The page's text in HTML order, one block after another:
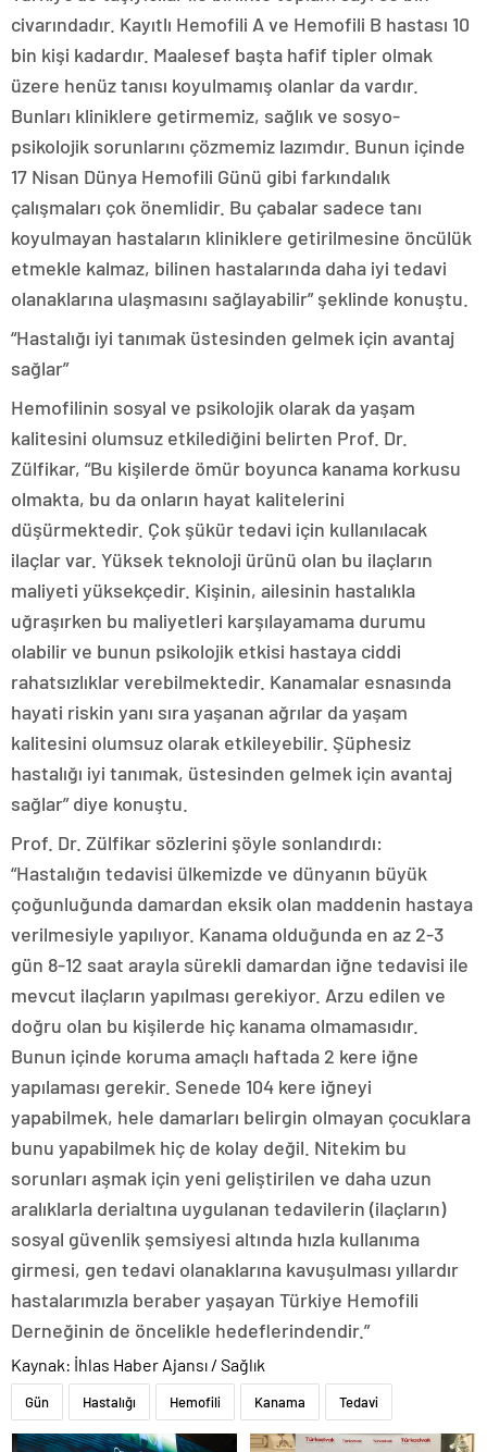
civarındadır. Kayıtlı Hemofili A ve Hemofili B hastası 10
bin kişi kadardır. Maalesef başta hafif tipler olmak
üzere henüz tanısı koyulmamış olanlar da vardır.
Bunları kliniklere getirmemiz, sağlık ve sosyo-
psikolojik sorunlarını çözmemiz lazımdır. Bunun içinde
17 Nisan Dünya Hemofili Günü gibi farkındalık
çalışmaları çok önemlidir. Bu çabalar sadece tanı
koyulmayan hastaların kliniklere getirilmesine öncülük
etmekle kalmaz, bilinen hastalarında daha iyi tedavi
olanaklarına ulaşmasını sağlayabilir” şeklinde konuştu.
“Hastalığı iyi tanımak üstesinden gelmek için avantaj
sağlar”
Hemofilinin sosyal ve psikolojik olarak da yaşam
kalitesini olumsuz etkilediğini belirten Prof. Dr.
Zülfikar, “Bu kişilerde ömür boyunca kanama korkusu
olmakta, bu da onların hayat kalitelerini
düşürmektedir. Çok şükür tedavi için kullanılacak
ilaçlar var. Yüksek teknoloji ürünü olan bu ilaçların
maliyeti yüksekçedir. Kişinin, ailesinin hastalıkla
uğraşırken bu maliyetleri karşılayamama durumu
olabilir ve bunun psikolojik etkisi hastaya ciddi
rahatsızlıklar verebilmektedir. Kanamalar esnasında
hayati riskin yanı sıra yaşanan ağrılar da yaşam
kalitesini olumsuz olarak etkileyebilir. Şüphesiz
hastalığı iyi tanımak, üstesinden gelmek için avantaj
sağlar” diye konuştu.
Prof. Dr. Zülfikar sözlerini şöyle sonlandırdı:
“Hastalığın tedavisi ülkemizde ve dünyanın büyük
çoğunluğunda damardan eksik olan maddenin hastaya
verilmesiyle yapılıyor. Kanama olduğunda en az 2-3
gün 8-12 saat arayla sürekli damardan iğne tedavisi ile
mevcut ilaçların yapılması gerekiyor. Arzu edilen ve
doğru olan bu kişilerde hiç kanama olmamasıdır.
Bunun içinde koruma amaçlı haftada 2 kere iğne
yapılaması gerekir. Senede 104 kere iğneyi
yapabilmek, hele damarları belirgin olmayan çocuklara
bunu yapabilmek hiç de kolay değil. Nitekim bu
sorunları aşmak için yeni geliştirilen ve daha uzun
aralıklarla derialtına uygulanan tedavilerin (ilaçların)
sosyal güvenlik şemsiyesi altında hızla kullanıma
girmesi, gen tedavi olanaklarına kavuşulması yıllardır
hastalarımızla beraber yaşayan Türkiye Hemofili
Derneğinin de öncelikle hedeflerindendir.”
Kaynak: İhlas Haber Ajansı / Sağlık
Gün Hastalığı Hemofili Kanama Tedavi